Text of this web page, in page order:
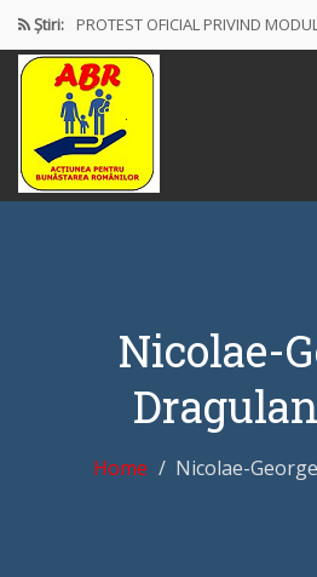
Știri: PROTEST OFICIAL PRIVIND
Discursul de la Blaj
Muncă și protecție socială.
Democrație mixtă (participativă
Nicolae-
Home Nicolae-